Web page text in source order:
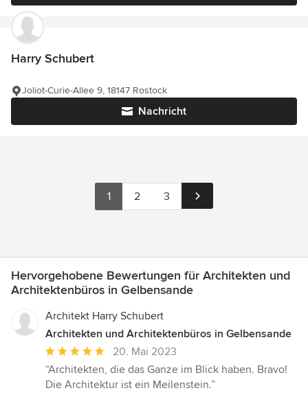
Harry Schubert
Nachricht
Joliot-Curie-Allee 9, 18147 Rostock
1 2 3
Hervorgehobene Bewertungen für Architekten und
Architektenbüros in Gelbensande
Architekt Harry Schubert
Architekten und Architektenbüros in Gelbensande
Durchschnittliche
Bewertung:
5
20. Mai 2023
“Architekten, die das Ganze im Blick haben. Bravo!
Die Architektur ist ein Meilenstein.”